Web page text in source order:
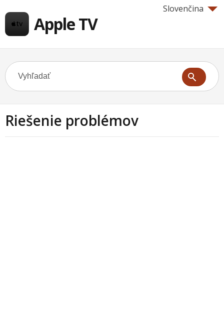
Slovenčina
Apple TV
Riešenie problémov